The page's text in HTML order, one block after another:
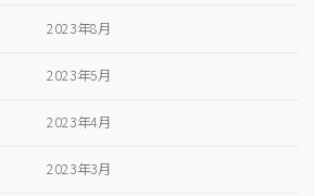
2023年8月
2023年5月
2023年4月
2023年3月